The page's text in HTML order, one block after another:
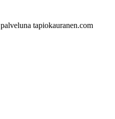
palveluna tapiokauranen.com